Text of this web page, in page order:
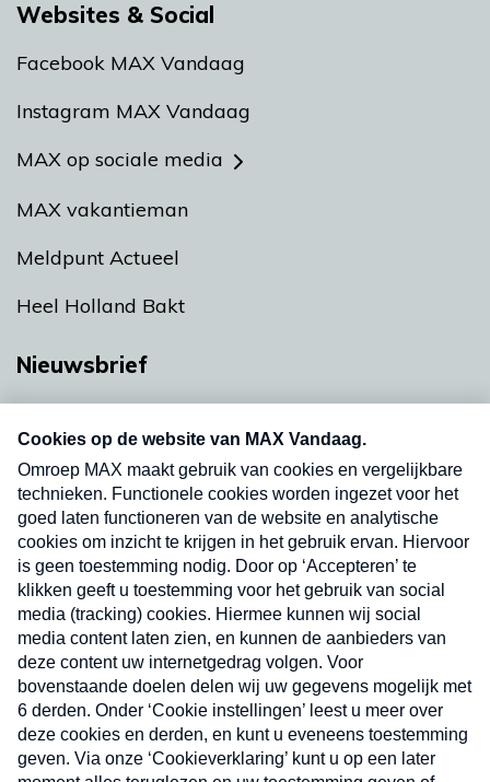
Websites & Social
Facebook MAX Vandaag
Instagram MAX Vandaag
MAX op sociale media
MAX vakantieman
Meldpunt Actueel
Heel Holland Bakt
Nieuwsbrief
nieuwsbrief. Elke vrijdag- en dinsdagochtend in
uw mailbox.
Verzend
Nieuwsbrief
Neem hier een gratis abonnement op onze